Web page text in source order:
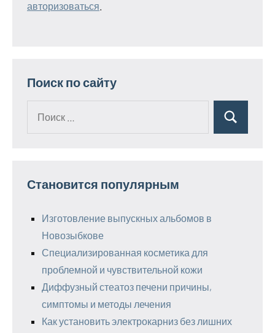
авторизоваться
Поиск по сайту
Поиск
Становится популярным
Изготовление выпускных альбомов в
Новозыбкове
Специализированная косметика для
проблемной и чувствительной кожи
Диффузный стеатоз печени причины,
симптомы и методы лечения
Как установить электрокарниз без лишних